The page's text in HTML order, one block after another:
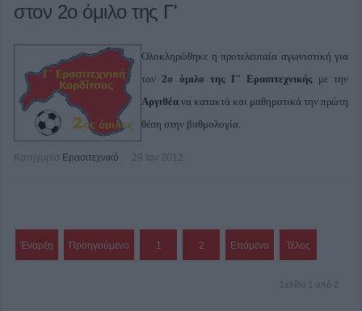
στον 2ο όμιλο της Γ'
Ολοκληρώθηκε η προτελευταία αγωνιστική για
τον2ο όμιλο της Γ' Ερασιτεχνικήςμε την
Αργιθέα να κατακτά και μαθηματικά την πρώτη
θέση στην βαθμολογία.
Κατηγορία Ερασιτεχνικό 29 Ιαν 2012
Έναρξη Προηγούμενο 1 2 Επόμενο Τέλος
Σελίδα 1 από 2